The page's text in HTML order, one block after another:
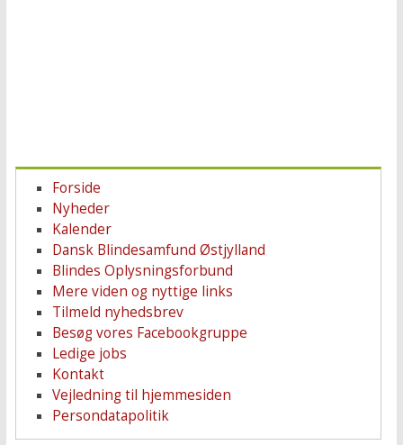
Forside
Nyheder
Kalender
Dansk Blindesamfund Østjylland
Blindes Oplysningsforbund
Mere viden og nyttige links
Tilmeld nyhedsbrev
Besøg vores Facebookgruppe
Ledige jobs
Kontakt
Vejledning til hjemmesiden
Persondatapolitik